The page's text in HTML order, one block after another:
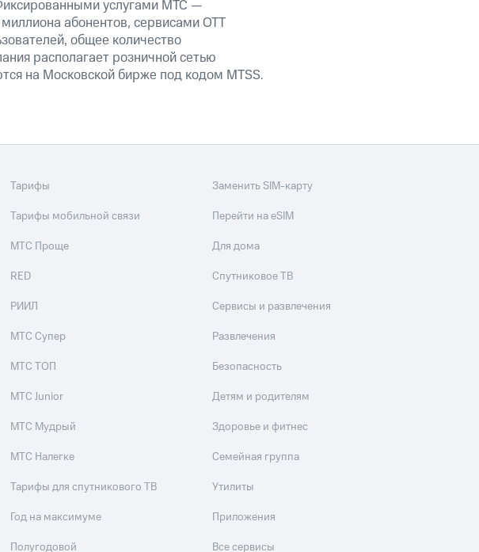
услугами МТС —
абонентов, сервисами OTT
общее количество
располагает розничной сетью
на Московской бирже под кодом MTSS.
Тарифы
Тарифы мобильной связи
МТС Проще
RED
РИИЛ
МТС Супер
МТС ТОП
МТС Junior
МТС Мудрый
МТС Налегке
Тарифы для спутникового ТВ
Год на максимуме
Полугодовой
Заменить SIM-карту
Перейти на eSIM
Для дома
Спутниковое ТВ
Сервисы и развлечения
Развлечения
Безопасность
Детям и родителям
Здоровье и фитнес
Семейная группа
Утилиты
Приложения
Все сервисы